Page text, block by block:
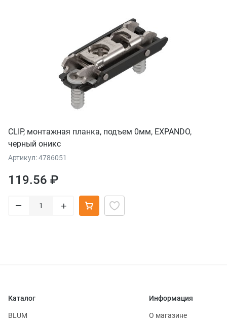
CLIP, монтажная планка, подъем 0мм, EXPANDO,
черный оникс
Артикул: 4786051
119.56 ₽
– +
Каталог
BLUM
Информация
О магазине